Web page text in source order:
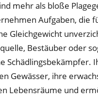
mehr als bloße
Aufgaben, die
Gleichgewicht
Bestäuber oder
Schädlingsbekämpfer.
Gewässer, ihre
Lebensräume und